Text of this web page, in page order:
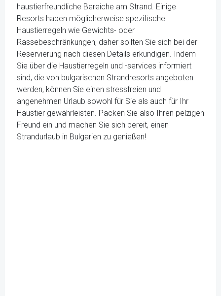
haustierfreundliche Bereiche am Strand. Einige
Resorts haben möglicherweise spezifische
Haustierregeln wie Gewichts- oder
Rassebeschränkungen, daher sollten Sie sich bei der
Reservierung nach diesen Details erkundigen. Indem
Sie über die Haustierregeln und -services informiert
sind, die von bulgarischen Strandresorts angeboten
werden, können Sie einen stressfreien und
angenehmen Urlaub sowohl für Sie als auch für Ihr
Haustier gewährleisten. Packen Sie also Ihren pelzigen
Freund ein und machen Sie sich bereit, einen
Strandurlaub in Bulgarien zu genießen!